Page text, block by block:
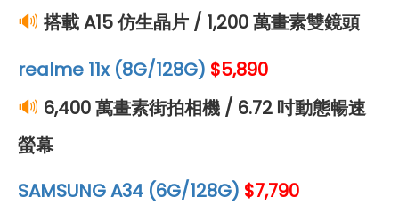
🔊 搭載 A15 仿生晶片 / 1,200 萬畫素雙鏡頭
realme 11x (8G/128G) $5,890
🔊 6,400 萬畫素街拍相機 / 6.72 吋動態暢速
螢幕
SAMSUNG A34 (6G/128G) $7,790